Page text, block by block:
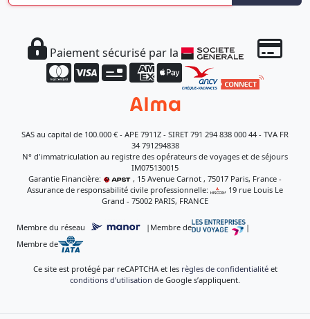
Paiement sécurisé par la
SAS au capital de 100.000 € - APE 7911Z - SIRET 791 294 838 000 44 - TVA FR
34 791294838
N° d'immatriculation au registre des opérateurs de voyages et de séjours
IM075130015
Garantie Financière:
, 15 Avenue Carnot , 75017 Paris, France -
Assurance de responsabilité civile professionnelle:
, 19 rue Louis Le
Grand - 75002 PARIS, FRANCE
Membre du réseau | Membre de
|
Membre de
Ce site est protégé par reCAPTCHA et les règles de confidentialitéet
conditions d’utilisation de Google s’appliquent.